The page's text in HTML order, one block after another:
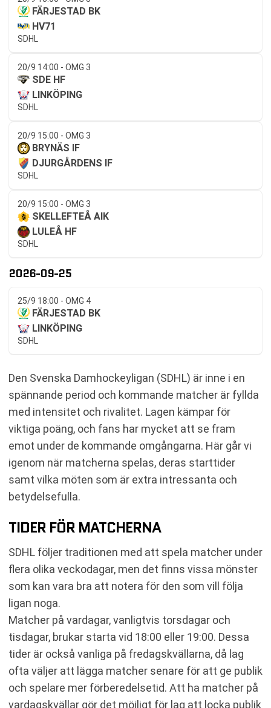
FÄRJESTAD BK
HV71
SDHL
20/9 14:00 - OMG 3
SDE HF
LINKÖPING
SDHL
20/9 15:00 - OMG 3
BRYNÄS IF
DJURGÅRDENS IF
SDHL
20/9 15:00 - OMG 3
SKELLEFTEÅ AIK
LULEÅ HF
SDHL
2026-09-25
25/9 18:00 - OMG 4
FÄRJESTAD BK
LINKÖPING
SDHL
Den Svenska Damhockeyligan (SDHL) är inne i en
spännande period och kommande matcher är fyllda
med intensitet och rivalitet. Lagen kämpar för
viktiga poäng, och fans har mycket att se fram
emot under de kommande omgångarna. Här går vi
igenom när matcherna spelas, deras starttider
samt vilka möten som är extra intressanta och
betydelsefulla.
TIDER FÖR MATCHERNA
SDHL följer traditionen med att spela matcher under
flera olika veckodagar, men det finns vissa mönster
som kan vara bra att notera för den som vill följa
ligan noga.
Matcher på vardagar, vanligtvis torsdagar och
tisdagar, brukar starta vid 18:00 eller 19:00. Dessa
tider är också vanliga på fredagskvällarna, då lag
ofta väljer att lägga matcher senare för att ge publik
och spelare mer förberedelsetid. Att ha matcher på
vardagskvällar gör det möjligt för lag att locka publik